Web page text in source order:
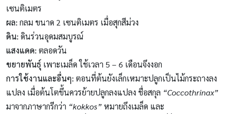
เซนติเมตร
ผล: กลม ขนาด 2 เซนติเมตร เมื่อสุกสีม่วง
ดิน: ดินร่วนอุดมสมบูรณ์
แสงแดด: ตลอดวัน
ขยายพันธุ์ เพาะเมล็ด ใช้เวลา 5 – 6 เดือนจึงงอก
การใช้งานและอื่นๆ: ตอนที่ต้นยังเล็กเหมาะปลูกเป็นไม้กระถางลง
แปลง เมื่อต้นโตขึ้นควรย้ายปลูกลงแปลง ชื่อสกุล “Coccothrinax”
มาจากภาษากรีกว่า “kokkos” หมายถึงเมล็ด และ